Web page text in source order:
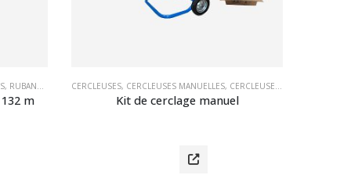
, RUBANS ADHÉSIFS EN PVC
m
CERCLEUSES, CERCLEUSES MANUELLES, CERCLEUSES MANUELLES POUR PP ET PET
Kit de cerclage manuel